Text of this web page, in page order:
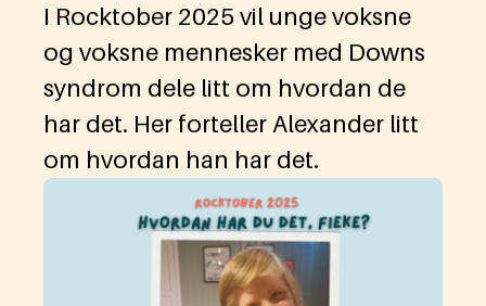
I Rocktober 2025 vil unge voksne
og voksne mennesker med Downs
syndrom dele litt om hvordan de
har det. Her forteller Alexander litt
om hvordan han har det.